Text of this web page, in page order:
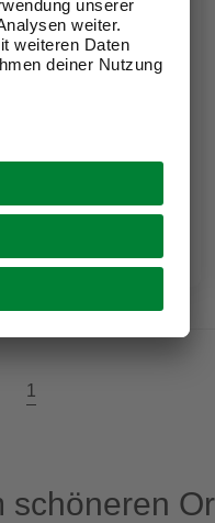
prüfen
1
schöneren